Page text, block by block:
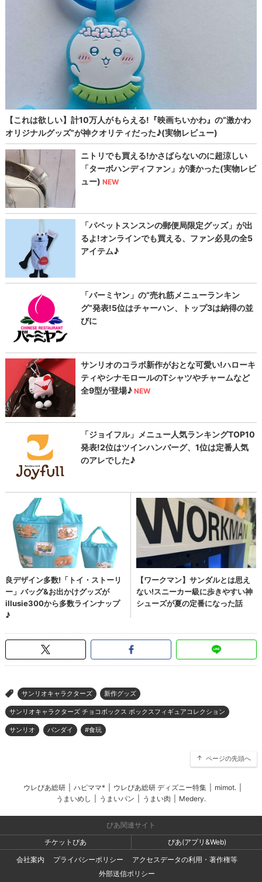
> サンリオキャラクターズ 新作グッズ
サンリオキャラクターズ チョコボックス ボックスフィギュアコレクション
サンリオ バンダイ #食玩
ページの先頭へ
ウレぴあ総研 ハピママ* ウレぴあ総研 ディズニー特集 mimot.
うまいめし
うまいパン うまい肉 Medery.
ぴあ関連サイト
チケットぴあ
ぴあ(アプリ&Web)
会社案内
プライバシーポリシー
アクセスデータの利用・著作権等
外部送信ポリシー